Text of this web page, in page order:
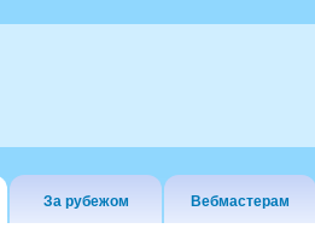
За рубежом Вебмастерам